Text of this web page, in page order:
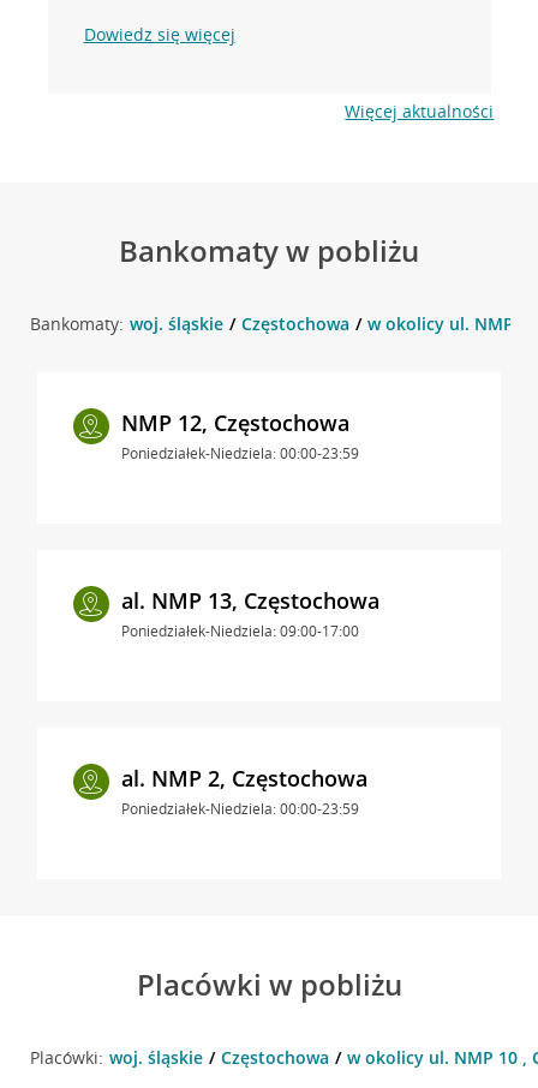
Dowiedz się więcej
Więcej aktualności
Bankomaty w pobliżu
Bankomaty: woj. śląskie Częstochowa w okolicy ul. NMP
NMP 12, Częstochowa
Poniedziałek-Niedziela: 00:00-23:59
al. NMP 13, Częstochowa
Poniedziałek-Niedziela: 09:00-17:00
al. NMP 2, Częstochowa
Poniedziałek-Niedziela: 00:00-23:59
Placówki w pobliżu
Placówki: woj. śląskie Częstochowa w okolicy ul. NMP 10 ,